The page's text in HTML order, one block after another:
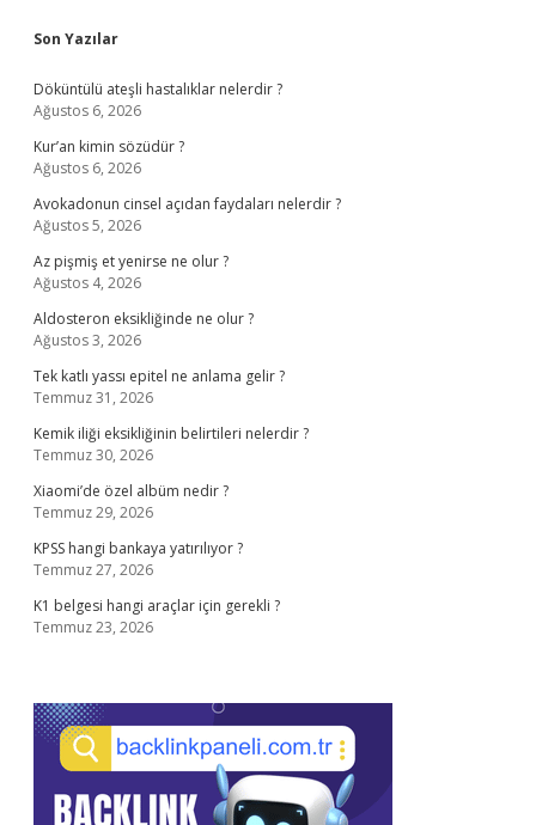
Sidebar
Son Yazılar
Döküntülü ateşli hastalıklar nelerdir ?
Ağustos 6, 2026
Kur’an kimin sözüdür ?
Ağustos 6, 2026
Avokadonun cinsel açıdan faydaları nelerdir ?
Ağustos 5, 2026
Az pişmiş et yenirse ne olur ?
Ağustos 4, 2026
Aldosteron eksikliğinde ne olur ?
Ağustos 3, 2026
Tek katlı yassı epitel ne anlama gelir ?
Temmuz 31, 2026
Kemik iliği eksikliğinin belirtileri nelerdir ?
Temmuz 30, 2026
Xiaomi’de özel albüm nedir ?
Temmuz 29, 2026
KPSS hangi bankaya yatırılıyor ?
Temmuz 27, 2026
K1 belgesi hangi araçlar için gerekli ?
Temmuz 23, 2026